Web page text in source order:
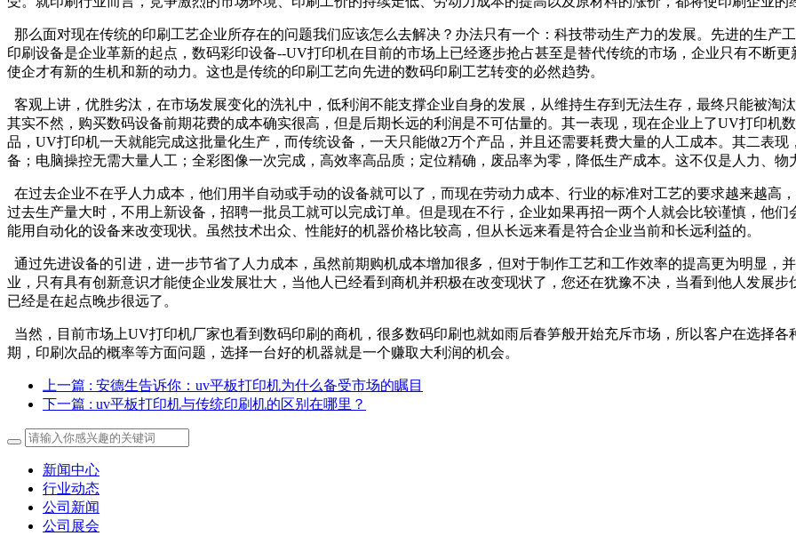
那么面对现在传统的印刷工艺企业所存在的问题我们应该怎么去解决？办法只有一个：科技带动生产力的发展。先进的生产
印刷设备是企业革新的起点，数码彩印设备--UV打印机在目前的市场上已经逐步抢占甚至是替代传统的市场，企业只有不断
使企才有新的生机和新的动力。这也是传统的印刷工艺向先进的数码印刷工艺转变的必然趋势。
客观上讲，优胜劣汰，在市场发展变化的洗礼中，低利润不能支撑企业自身的发展，从维持生存到无法生存，最终只能被淘
其实不然，购买数码设备前期花费的成本确实很高，但是后期长远的利润是不可估量的。其一表现，现在企业上了UV打印机
品，UV打印机一天就能完成这批量化生产，而传统设备，一天只能做2万个产品，并且还需要耗费大量的人工成本。其二表
备；电脑操控无需大量人工；全彩图像一次完成，高效率高品质；定位精确，废品率为零，降低生产成本。这不仅是人力、
在过去企业不在乎人力成本，他们用半自动或手动的设备就可以了，而现在劳动力成本、行业的标准对工艺的要求越来越高
过去生产量大时，不用上新设备，招聘一批员工就可以完成订单。但是现在不行，企业如果再招一两个人就会比较谨慎，他
能用自动化的设备来改变现状。虽然技术出众、性能好的机器价格比较高，但从长远来看是符合企业当前和长远利益的。
通过先进设备的引进，进一步节省了人力成本，虽然前期购机成本增加很多，但对于制作工艺和工作效率的提高更为明显，
业，只有具有创新意识才能使企业发展壮大，当他人已经看到商机并积极在改变现状了，您还在犹豫不决，当看到他人发展
已经是在起点晚步很远了。
当然，目前市场上UV打印机厂家也看到数码印刷的商机，很多数码印刷也就如雨后春笋般开始充斥市场，所以客户在选择
期，印刷次品的概率等方面问题，选择一台好的机器就是一个赚取大利润的机会。
上一篇 : 安德生告诉你：uv平板打印机为什么备受市场的瞩目
下一篇 : uv平板打印机与传统印刷机的区别在哪里？
新闻中心
行业动态
公司新闻
公司展会